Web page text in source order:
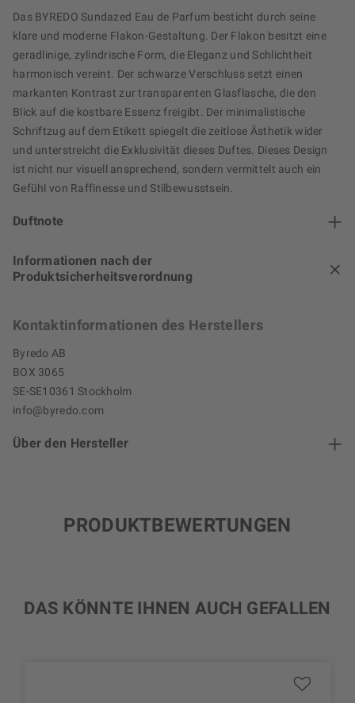
Das BYREDO Sundazed Eau de Parfum besticht durch seine
klare und moderne Flakon-Gestaltung. Der Flakon besitzt eine
geradlinige, zylindrische Form, die Eleganz und Schlichtheit
harmonisch vereint. Der schwarze Verschluss setzt einen
markanten Kontrast zur transparenten Glasflasche, die den
Blick auf die kostbare Essenz freigibt. Der minimalistische
Schriftzug auf dem Etikett spiegelt die zeitlose Ästhetik wider
und unterstreicht die Exklusivität dieses Duftes. Dieses Design
ist nicht nur visuell ansprechend, sondern vermittelt auch ein
Gefühl von Raffinesse und Stilbewusstsein.
Duftnote
Informationen nach der
Produktsicherheitsverordnung
Kontaktinformationen des Herstellers
Byredo AB
BOX 3065
SE-SE10361 Stockholm
info@byredo.com
Über den Hersteller
PRODUKTBEWERTUNGEN
DAS KÖNNTE IHNEN AUCH GEFALLEN